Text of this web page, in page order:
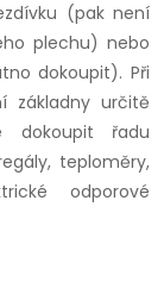
(pak není
plechu) nebo
dokoupit). Při
základny určitě
dokoupit řadu
teploměry,
odporové